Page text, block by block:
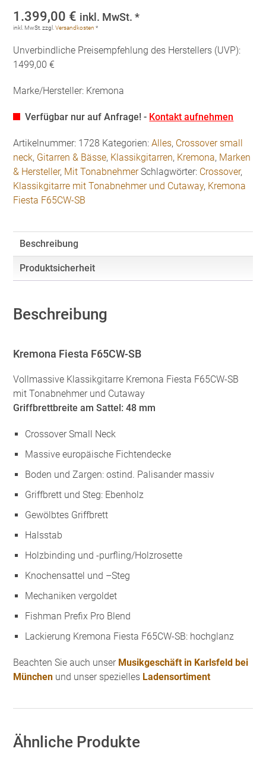
1.399,00 € inkl. MwSt. *
inkl. MwSt. zzgl.Versandkosten *
Unverbindliche Preisempfehlung des Herstellers (UVP):
1499,00 €
Marke/Hersteller: Kremona
Verfügbar nur auf Anfrage! - Kontakt aufnehmen
Artikelnummer: 1728 Kategorien:Alles, Crossover small
neck, Gitarren & Bässe, Klassikgitarren, Kremona, Marken
& Hersteller, Mit Tonabnehmer Schlagwörter: Crossover,
Klassikgitarre mit Tonabnehmer und Cutaway, Kremona
Fiesta F65CW-SB
Beschreibung
Produktsicherheit
Beschreibung
Kremona Fiesta F65CW-SB
Vollmassive Klassikgitarre Kremona Fiesta F65CW-SB
mit Tonabnehmer und Cutaway
Griffbrettbreite am Sattel: 48 mm
Crossover Small Neck
Massive europäische Fichtendecke
Boden und Zargen: ostind. Palisander massiv
Griffbrett und Steg: Ebenholz
Gewölbtes Griffbrett
Halsstab
Holzbinding und -purfling/Holzrosette
Knochensattel und –Steg
Mechaniken vergoldet
Fishman Prefix Pro Blend
Lackierung Kremona Fiesta F65CW-SB: hochglanz
Beachten Sie auch unser Musikgeschäft in Karlsfeld bei
München und unser spezielles Ladensortiment
Ähnliche Produkte